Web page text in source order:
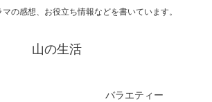
の感想、お役立ち情報などを書いています。
山の生活
バラエティー